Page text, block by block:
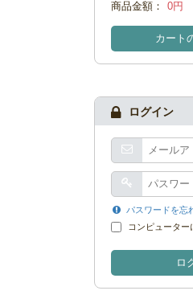
商品金額：
0円
カート
ログイン
パスワードを忘
コンピューター
ロ